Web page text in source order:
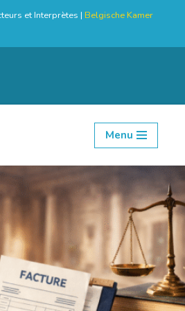
et Interprètes | Belgische Kamer
Menu